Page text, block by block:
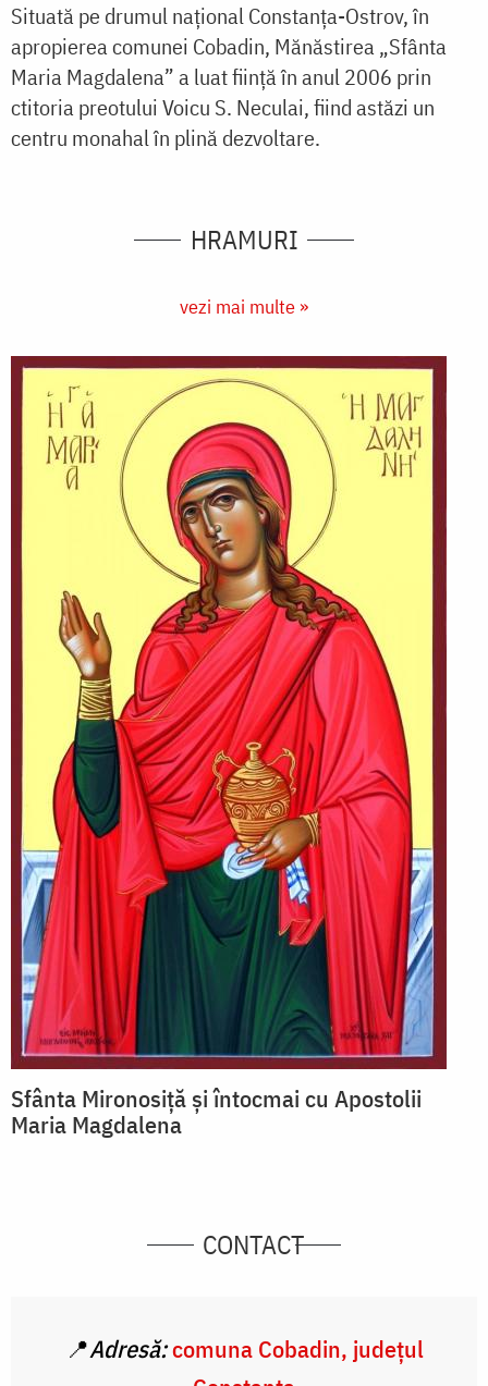
Situată pe drumul național Constanța-Ostrov, în
apropierea comunei Cobadin, Mănăstirea „Sfânta
Maria Magdalena” a luat ființă în anul 2006 prin
ctitoria preotului Voicu S. Neculai, fiind astăzi un
centru monahal în plină dezvoltare.
HRAMURI
vezi mai multe »
Sfânta Mironosiță și întocmai cu Apostolii
Maria Magdalena
CONTACT
📍Adresă:comuna Cobadin, județul